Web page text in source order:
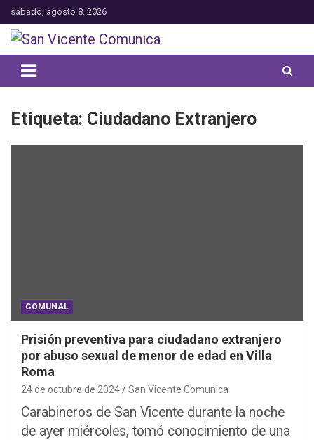
Saltar
al
contenido
sábado, agosto 8, 2026
San Vicente Comunica
Toda la actualidad noticiosa de nuestra comuna
Etiqueta: Ciudadano Extranjero
COMUNAL
Prisión preventiva para ciudadano extranjero
por abuso sexual de menor de edad en Villa
Roma
24 de octubre de 2024 San Vicente Comunica
Carabineros de San Vicente durante la noche
de ayer miércoles, tomó conocimiento de una